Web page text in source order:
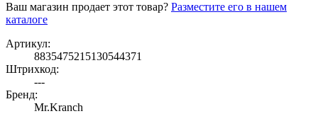
Ваш магазин продает этот товар? Разместите его в нашем
каталоге
Артикул:
8835475215130544371
Штрихкод:
---
Бренд:
Mr.Kranch